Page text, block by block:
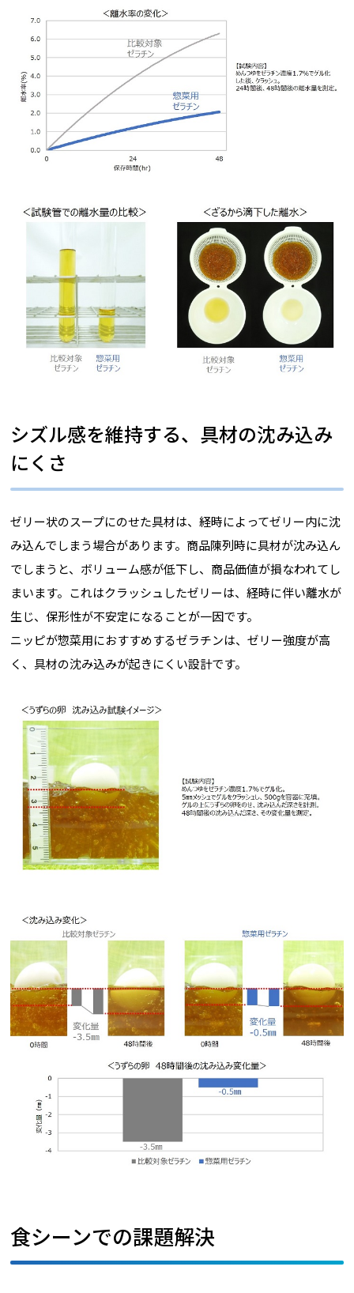
シズル感を維持する、具材の沈み込み
にくさ
ゼリー状のスープにのせた具材は、経時によってゼリー内に沈
み込んでしまう場合があります。商品陳列時に具材が沈み込ん
でしまうと、ボリューム感が低下し、商品価値が損なわれてし
まいます。これはクラッシュしたゼリーは、経時に伴い離水が
生じ、保形性が不安定になることが一因です。
ニッピが惣菜用におすすめするゼラチンは、ゼリー強度が高
く、具材の沈み込みが起きにくい設計です。
食シーンでの課題解決